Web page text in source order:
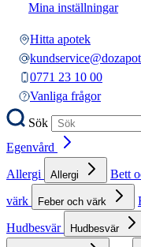
Mina inställningar
Hitta apotek
0771 23 10 00
Vanliga frågor
Sök
Egenvård
Allergi
Allergi Bett
värk
Feber och värk
Hudbesvär
Hudbesvär